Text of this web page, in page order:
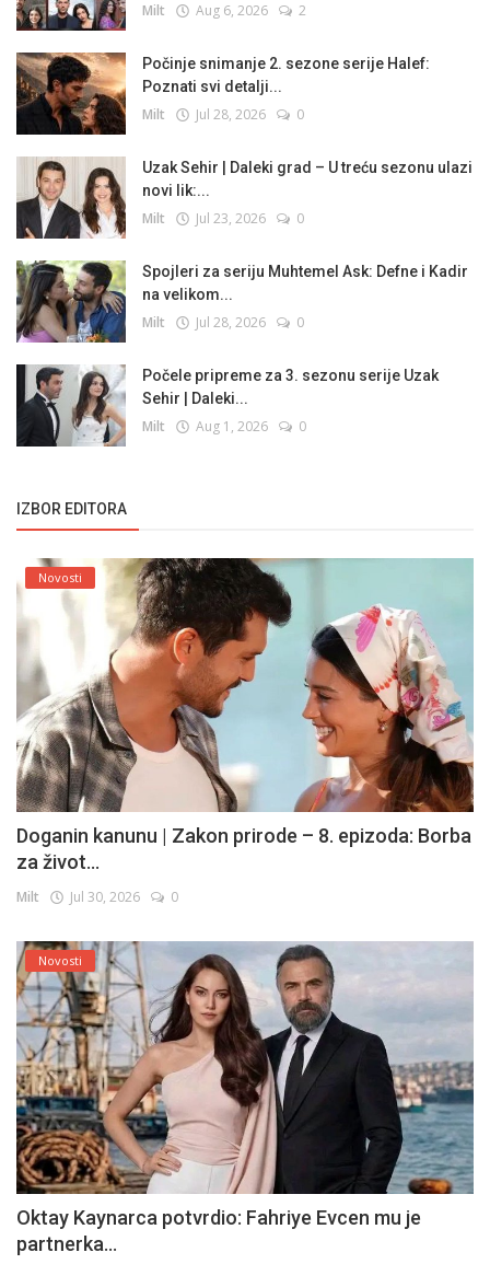
Milt Aug 6, 2026 2
Počinje snimanje 2. sezone serije Halef:
Poznati svi detalji...
Milt Jul 28, 2026 0
Uzak Sehir | Daleki grad – U treću sezonu ulazi
novi lik:...
Milt Jul 23, 2026 0
Spojleri za seriju Muhtemel Ask: Defne i Kadir
na velikom...
Milt Jul 28, 2026 0
Počele pripreme za 3. sezonu serije Uzak
Sehir | Daleki...
Milt Aug 1, 2026 0
IZBOR EDITORA
Novosti
Doganin kanunu | Zakon prirode – 8. epizoda: Borba
za život...
Milt Jul 30, 2026 0
Novosti
Oktay Kaynarca potvrdio: Fahriye Evcen mu je
partnerka...